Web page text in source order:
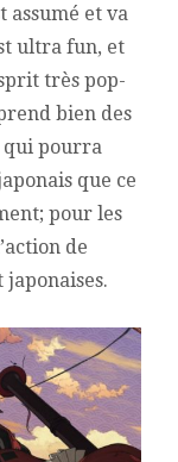
assumé et va
ultra fun, et
très pop-
bien des
qui pourra
que ce
pour les
de